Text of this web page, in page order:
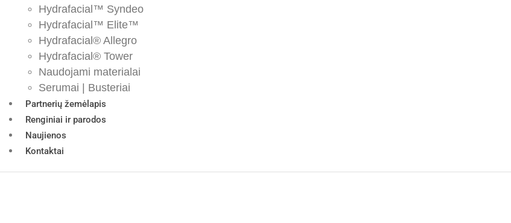
Hydrafacial™ Syndeo
Hydrafacial™ Elite™
Hydrafacial® Allegro
Hydrafacial® Tower
Naudojami materialai
Serumai | Busteriai
Partnerių žemėlapis
Renginiai ir parodos
Naujienos
Kontaktai